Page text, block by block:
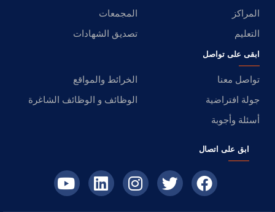
المراكز
المجمعات
التعليم
تصديق الشهادات
ابقى على تواصل
تواصل معنا
الخرائط والمواقع
جولة افتراضية
الوظائف و الوظائف الشاغرة
أسئلة وأجوبة
ابق على اتصال